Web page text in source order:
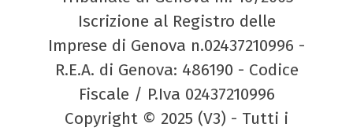
Iscrizione al Registro delle
Imprese di Genova n.02437210996 -
R.E.A. di Genova: 486190 - Codice
Fiscale / P.Iva 02437210996
Copyright © 2025 (V3) - Tutti i